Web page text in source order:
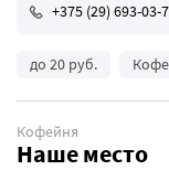
+375 (29) 693-03-
до 20 руб.
Кофейня
Наше место